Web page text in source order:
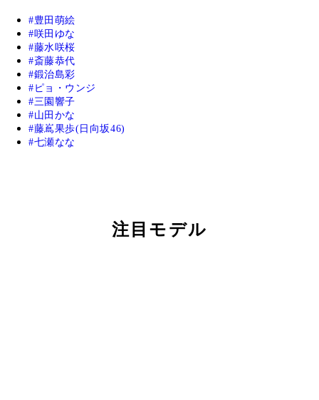
豊田萌絵
咲田ゆな
藤水咲桜
斎藤恭代
鍛治島彩
ピョ・ウンジ
三園響子
山田かな
藤嶌果歩(日向坂46)
七瀬なな
注目モデル